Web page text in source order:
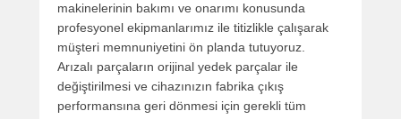
makinelerinin bakımı ve onarımı konusunda
profesyonel ekipmanlarımız ile titizlikle çalışarak
müşteri memnuniyetini ön planda tutuyoruz.
Arızalı parçaların orijinal yedek parçalar ile
değiştirilmesi ve cihazınızın fabrika çıkış
performansına geri dönmesi için gerekli tüm